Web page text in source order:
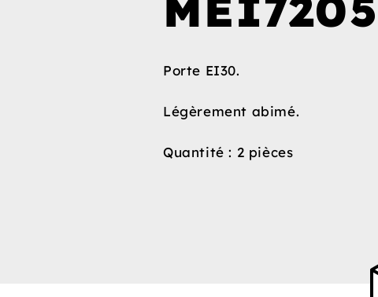
Porte EI30.
Légèrement abimé.
Quantité : 2 pièces